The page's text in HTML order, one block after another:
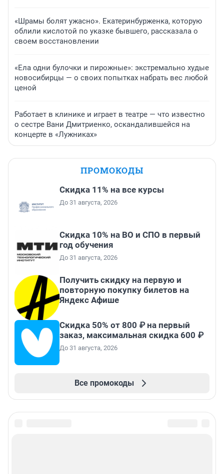
«Шрамы болят ужасно». Екатеринбурженка, которую
облили кислотой по указке бывшего, рассказала о
своем восстановлении
«Ела одни булочки и пирожные»: экстремально худые
новосибирцы — о своих попытках набрать вес любой
ценой
Работает в клинике и играет в театре — что известно
о сестре Вани Дмитриенко, оскандалившейся на
концерте в «Лужниках»
ПРОМОКОДЫ
Скидка 11% на все курсы
До 31 августа, 2026
Скидка 10% на ВО и СПО в первый
год обучения
До 31 августа, 2026
Получить скидку на первую и
повторную покупку билетов на
Яндекс Афише
Скидка 50% от 800 ₽ на первый
заказ, максимальная скидка 600 ₽
До 31 августа, 2026
Все промокоды